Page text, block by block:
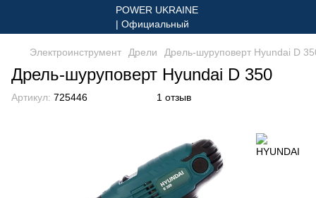
Электроинструмент Дрели Дрель-шуруповерт Hyundai D
Дрель-шуруповерт Hyundai D 350
Артикул: 725446 1 отзыв